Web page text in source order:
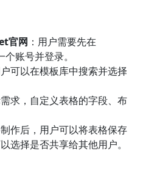
官网 ：用户需要先在
账号并登录。
可以在模板库中搜索并选择
需求，自定义表格的字段、布
制作后，用户可以将表格保存
选择是否共享给其他用户。